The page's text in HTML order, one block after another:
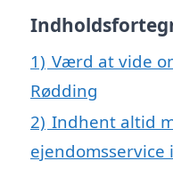
1) Værd at vide
Rødding
2) Indhent altid
ejendomsservice